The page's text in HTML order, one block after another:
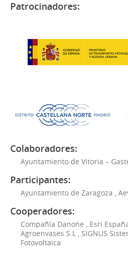
Patrocinadores:
Colaboradores:
Ayuntamiento de Vitoria –
Participantes:
Ayuntamiento de Zaragoza
Cooperadores:
Compañía Danone Esri
Agroenvases S.L
SIGNUS
Fotovoltaica